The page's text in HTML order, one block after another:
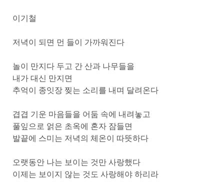
이기철
저녁이 되면 먼 들이 가까워진다
놀이 만지다 두고 간 산과 나무들을
내가 대신 만지면
추억이 종잇장 찢는 소리를 내며 달려온다
겹겹 기운 마음들을 어둠 속에 내려놓고
풀잎으로 얽은 초옥에 혼자 잠들면
발끝에 스미는 저녁의 체온이 따뜻하다
오랫동안 나는 보이는 것만 사랑했다
이제는 보이지 않는 것도 사랑해야 하리라